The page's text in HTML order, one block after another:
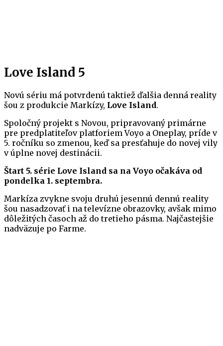
Love Island 5
Novú sériu má potvrdenú taktiež ďalšia denná reality
šou z produkcie Markízy, Love Island.
Spoločný projekt s Novou, pripravovaný primárne
pre predplatiteľov platforiem Voyo a Oneplay, príde v
5. ročníku so zmenou, keď sa presťahuje do novej vily
v úplne novej destinácii.
Štart 5. série Love Island sa na Voyo očakáva od
pondelka 1. septembra.
Markíza zvykne svoju druhú jesennú dennú reality
šou nasadzovať i na televízne obrazovky, avšak mimo
dôležitých časoch až do tretieho pásma. Najčastejšie
nadväzuje po Farme.